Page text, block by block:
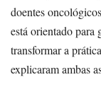
doentes
está orientado para
transformar a
explicaram ambas